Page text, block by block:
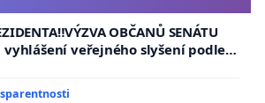
republiky
OBČANŮ SENÁTU
vyhlášení veřejného slyšení podle §
Senátu k návrhu na přijetí
ústavní žaloby na prezidenta